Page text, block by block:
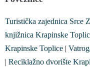
Turistička zajednica Srce
knjižnica Krapinske
Krapinske Toplice |
| Reciklažno dvorište